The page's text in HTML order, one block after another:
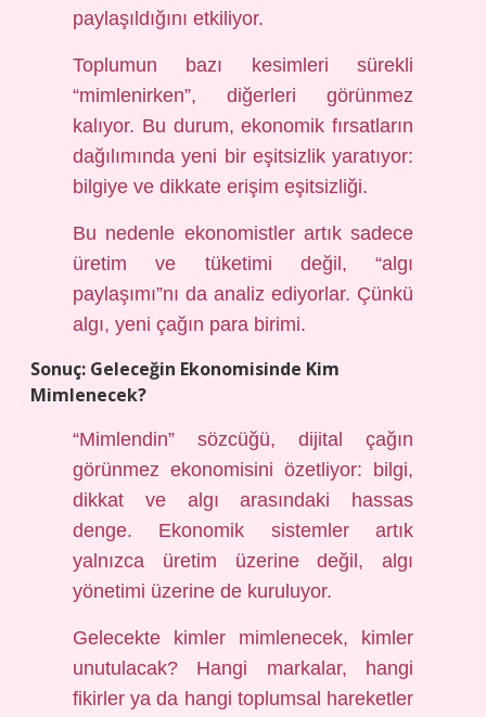
paylaşıldığını etkiliyor.
Toplumun bazı kesimleri sürekli
“mimlenirken”, diğerleri görünmez
kalıyor. Bu durum, ekonomik fırsatların
dağılımında yeni bir eşitsizlik yaratıyor:
bilgiye ve dikkate erişim eşitsizliği.
Bu nedenle ekonomistler artık sadece
üretim ve tüketimi değil, “algı
paylaşımı”nı da analiz ediyorlar. Çünkü
algı, yeni çağın para birimi.
Sonuç: Geleceğin Ekonomisinde Kim
Mimlenecek?
“Mimlendin” sözcüğü, dijital çağın
görünmez ekonomisini özetliyor: bilgi,
dikkat ve algı arasındaki hassas
denge. Ekonomik sistemler artık
yalnızca üretim üzerine değil, algı
yönetimi üzerine de kuruluyor.
Gelecekte kimler mimlenecek, kimler
unutulacak? Hangi markalar, hangi
fikirler ya da hangi toplumsal hareketler